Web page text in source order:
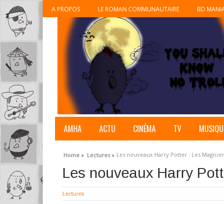
A PROPOS LE ROMAN COMMUNAUTAIRE BD
AMHA ACTU CINÉMA TV
Home » Lectures » Les nouveaux Harry Potter : Les
Les nouveaux Harry
Lectures